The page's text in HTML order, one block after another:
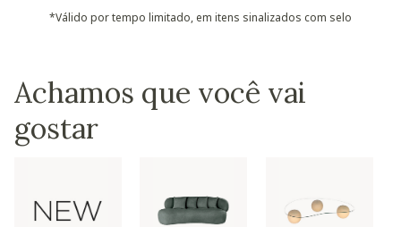
*Válido por tempo limitado, em itens sinalizados com selo
Achamos que você vai
gostar